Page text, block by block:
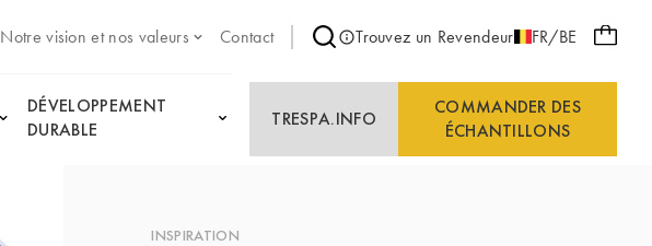
Notre vision et nos valeurs Contact Trouvez un Revendeur FR/BE
DÉVELOPPEMENT
DURABLE
TRESPA.INFO
COMMANDER DES
ÉCHANTILLONS
INSPIRATION